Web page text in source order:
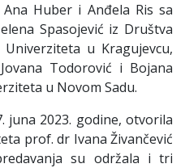
Huber i Anđela Ris sa
Spasojević iz Društva
u Kragujevcu,
Todorović i Bojana
u Novom Sadu.
juna 2023. godine, otvorila
prof. dr Ivana Živančević
su održala i tri